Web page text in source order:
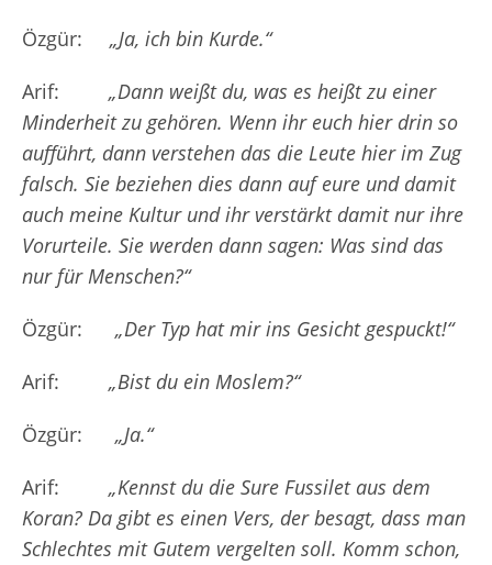
Özgür: „Ja, ich bin Kurde.“
Arif: „Dann weißt du, was es heißt zu einer
Minderheit zu gehören. Wenn ihr euch hier drin so
aufführt, dann verstehen das die Leute hier im Zug
falsch. Sie beziehen dies dann auf eure und damit
auch meine Kultur und ihr verstärkt damit nur ihre
Vorurteile. Sie werden dann sagen: Was sind das
nur für Menschen?“
Özgür: „Der Typ hat mir ins Gesicht gespuckt!“
Arif: „Bist du ein Moslem?“
Özgür: „Ja.“
Arif: „Kennst du die Sure Fussilet aus dem
Koran? Da gibt es einen Vers, der besagt, dass man
Schlechtes mit Gutem vergelten soll. Komm schon,